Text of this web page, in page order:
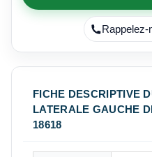
Rappelez-
FICHE DESCRIPTIVE
LATERALE GAUCHE
18618